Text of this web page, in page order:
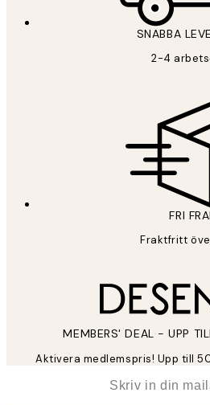
SNABBA
2-4
FRI
Fraktfritt
MEMBERS' DEAL - UPP
Aktivera medlemspris! Upp till